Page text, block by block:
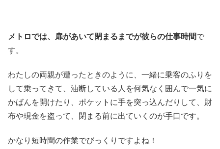
メトロでは、扉があいて閉まるまでが彼らの仕事時間で
す。
わたしの両親が遭ったときのように、一緒に乗客のふりを
して乗ってきて、油断している人を何気なく囲んで一気に
かばんを開けたり、ポケットに手を突っ込んだりして、財
布や現金を盗って、閉まる前に出ていくのが手口です。
かなり短時間の作業でびっくりですよね！